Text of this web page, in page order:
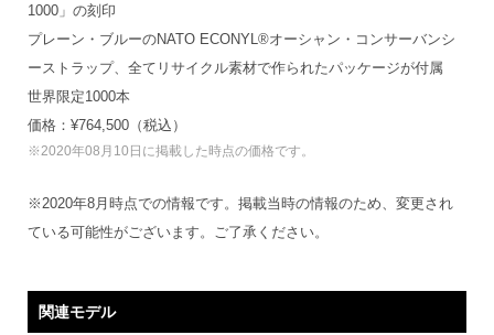
1000」の刻印
プレーン・ブルーのNATO ECONYL®オーシャン・コンサーバンシ
ーストラップ、全てリサイクル素材で作られたパッケージが付属
世界限定1000本
価格：¥764,500（税込）
※2020年08月10日に掲載した時点の価格です。
※2020年8月時点での情報です。掲載当時の情報のため、変更され
ている可能性がございます。ご了承ください。
関連モデル